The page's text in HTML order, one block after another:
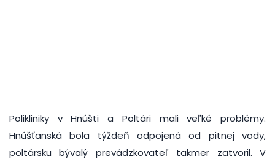
Polikliniky v Hnúšti a Poltári mali veľké problémy.
Hnúšťanská bola týždeň odpojená od pitnej vody,
poltársku bývalý prevádzkovateľ takmer zatvoril. V